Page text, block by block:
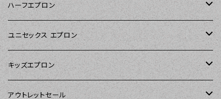
Kitsch'n Glam（キッチングラム）
Sierra Rose（シエラローズ）
Tarantinalovers（タランティーナ ラバーズ）
The Sunday Girl（ザサンデーガール）
ハーフエプロン
Sierra Rose（シエラローズ）
ユニセックス エプロン
DII（ディーアイアイ）
Sierra Rose（シエラローズ）
キッズエプロン
Sierra Rose（シエラローズ）
アウトレットセール